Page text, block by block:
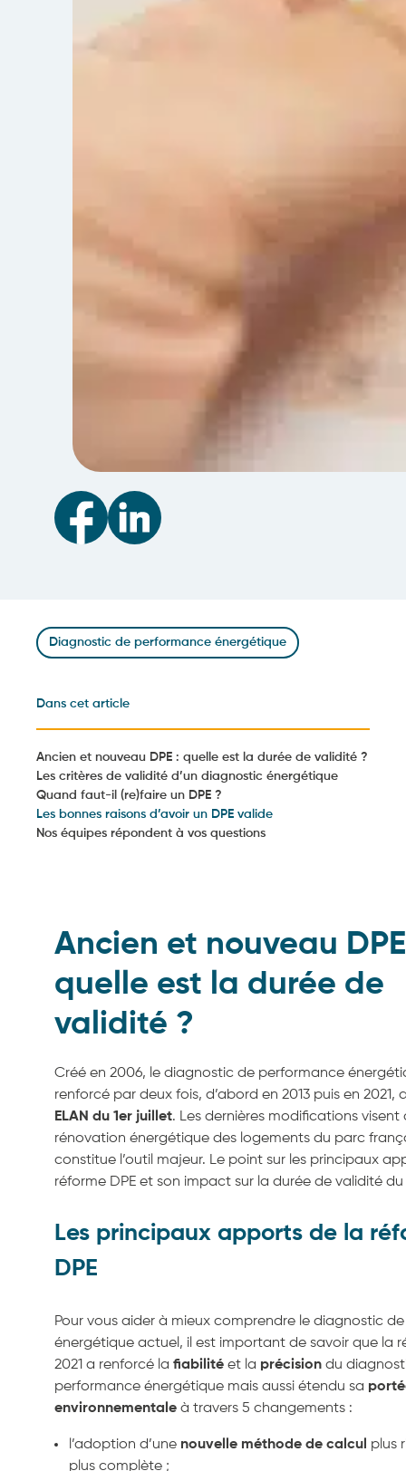
Diagnostic de performance énergétique
Dans cet article
Ancien et nouveau DPE : quelle est la durée de validité ?
Les critères de validité d’un diagnostic énergétique
Quand faut-il (re)faire un DPE ?
Les bonnes raisons d’avoir un DPE valide
Nos équipes répondent à vos questions
Ancien et nouveau
quelle est la durée de
validité ?
Créé en 2006, le diagnostic de performance
renforcé par deux fois, d’abord en 2013 puis en 2021,
ELAN du 1er juillet. Les dernières modifications visent
rénovation énergétique des logements du parc
constitue l’outil majeur. Le point sur les principaux
réforme DPE et son impact sur la durée de validité du
Les principaux apports de la
DPE
Pour vous aider à mieux comprendre le diagnostic
énergétique actuel, il est important de savoir que la
2021 a renforcé la fiabilité et la précision du
performance énergétique mais aussi étendu sa
environnementale à travers 5 changements :
l’adoption d’une nouvelle méthode de calcul plus
plus complète ;